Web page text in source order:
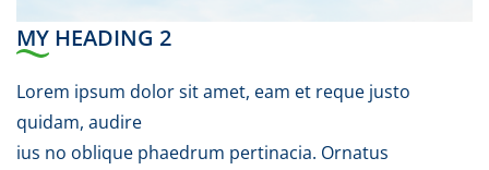
MY HEADING 2
Lorem ipsum dolor sit amet, eam et reque justo
quidam, audire
ius no oblique phaedrum pertinacia. Ornatus